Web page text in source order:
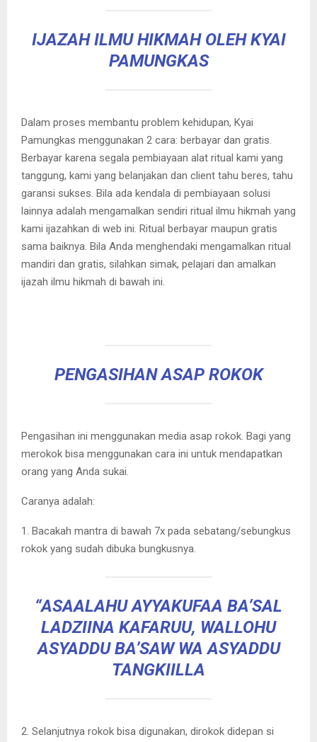
IJAZAH ILMU HIKMAH OLEH KYAI
PAMUNGKAS
Dalam proses membantu problem kehidupan, Kyai
Pamungkas menggunakan 2 cara: berbayar dan gratis.
Berbayar karena segala pembiayaan alat ritual kami yang
tanggung, kami yang belanjakan dan client tahu beres, tahu
garansi sukses. Bila ada kendala di pembiayaan solusi
lainnya adalah mengamalkan sendiri ritual ilmu hikmah yang
kami ijazahkan di web ini. Ritual berbayar maupun gratis
sama baiknya. Bila Anda menghendaki mengamalkan ritual
mandiri dan gratis, silahkan simak, pelajari dan amalkan
ijazah ilmu hikmah di bawah ini.
PENGASIHAN ASAP ROKOK
Pengasihan ini menggunakan media asap rokok. Bagi yang
merokok bisa menggunakan cara ini untuk mendapatkan
orang yang Anda sukai.
Caranya adalah:
1. Bacakah mantra di bawah 7x pada sebatang/sebungkus
rokok yang sudah dibuka bungkusnya.
“ASAALAHU AYYAKUFAA BA’SAL
LADZIINA KAFARUU, WALLOHU
ASYADDU BA’SAW WA ASYADDU
TANGKIILLA
2. Selanjutnya rokok bisa digunakan, dirokok didepan si